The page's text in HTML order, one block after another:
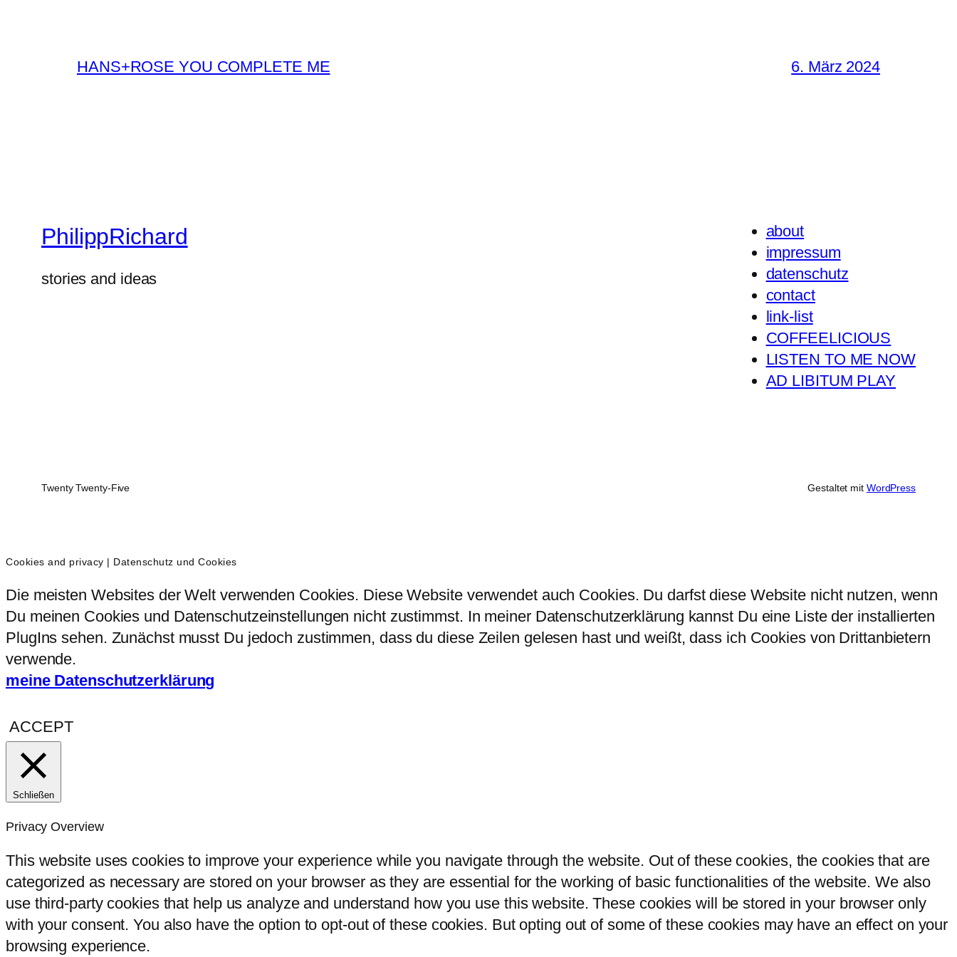
HANS+ROSE YOU COMPLETE ME 6. März 2024
PhilippRichard
stories and ideas
about
impressum
datenschutz
contact
link-list
COFFEELICIOUS
LISTEN TO ME NOW
AD LIBITUM PLAY
Twenty Twenty-Five Gestaltet mit WordPress
Cookies and privacy | Datenschutz und Cookies
Die meisten Websites der Welt verwenden Cookies. Diese Website verwendet auch Cookies. Du darfst diese Website nicht nutzen, wenn
Du meinen Cookies und Datenschutzeinstellungen nicht zustimmst. In meiner Datenschutzerklärung kannst Du eine Liste der installierten
PlugIns sehen. Zunächst musst Du jedoch zustimmen, dass du diese Zeilen gelesen hast und weißt, dass ich Cookies von Drittanbietern
verwende.
meine Datenschutzerklärung
ACCEPT
Schließen
Privacy Overview
This website uses cookies to improve your experience while you navigate through the website. Out of these cookies, the cookies that are
categorized as necessary are stored on your browser as they are essential for the working of basic functionalities of the website. We also
use third-party cookies that help us analyze and understand how you use this website. These cookies will be stored in your browser only
with your consent. You also have the option to opt-out of these cookies. But opting out of some of these cookies may have an effect on your
browsing experience.